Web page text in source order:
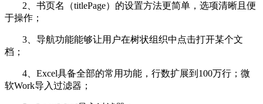
2、书页名（titlePage）的设置方法更简单，选项清晰且便
于操作；
3、导航功能能够让用户在树状组织中点击打开某个文
档；
4、Excel具备全部的常用功能，行数扩展到100万行；微
软Work导入过滤器；